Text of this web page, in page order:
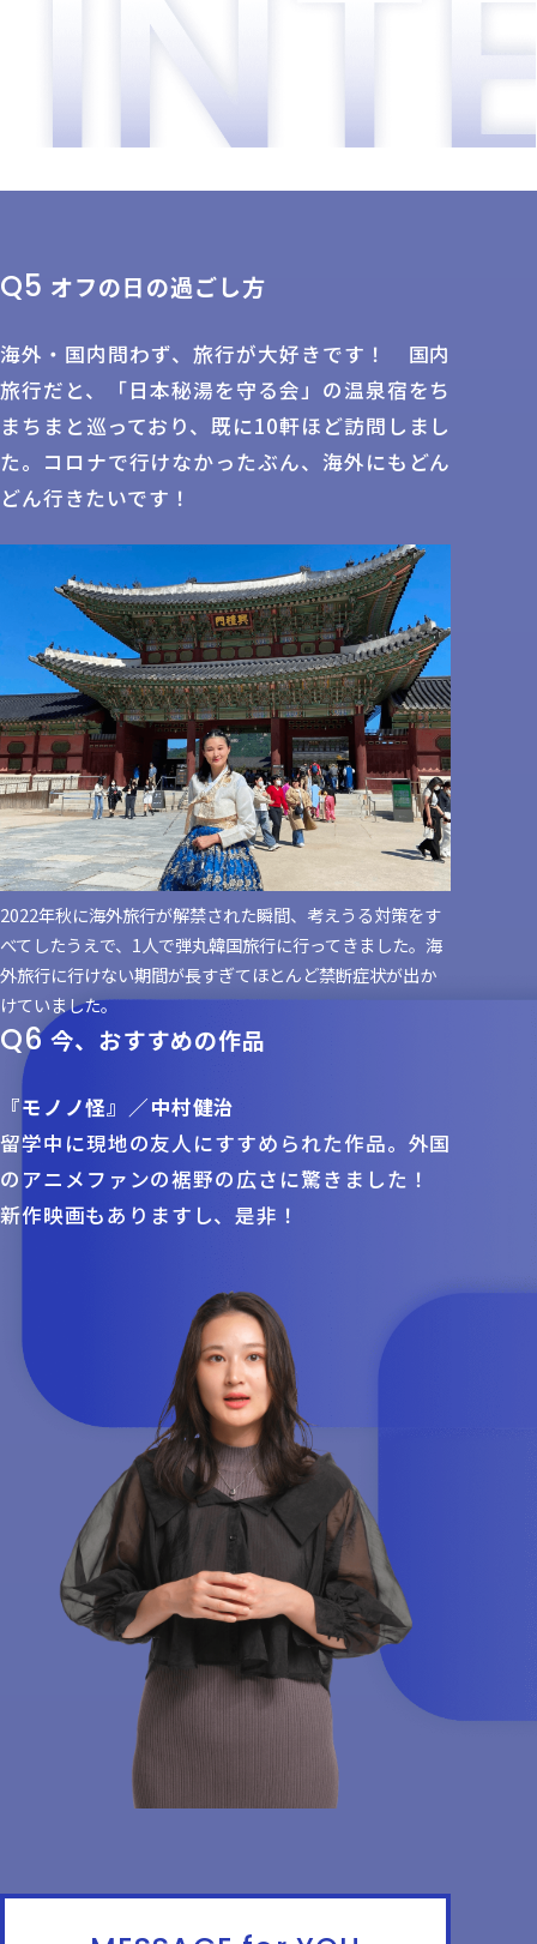
Q5 オフの日の過ごし方
海外・国内問わず、旅行が大好きです！ 国内
旅行だと、「日本秘湯を守る会」の温泉宿をち
まちまと巡っており、既に10軒ほど訪問しまし
た。コロナで行けなかったぶん、海外にもどん
どん行きたいです！
2022年秋に海外旅行が解禁された瞬間、考えうる対策をす
べてしたうえで、1人で弾丸韓国旅行に行ってきました。海
外旅行に行けない期間が長すぎてほとんど禁断症状が出か
けていました。
Q6 今、おすすめの作品
『モノノ怪』／中村健治​
留学中に現地の友人にすすめられた作品。外国
のアニメファンの裾野の広さに驚きました！
新作映画もありますし、是非！